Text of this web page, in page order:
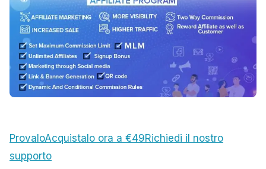
ProvaloAcquistalo ora a €49Richiedi il nostro
supporto